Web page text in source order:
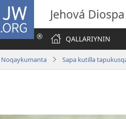
JW.ORG
Jehová
QALLARIYNIN
Noqaykumanta Sapa kutilla